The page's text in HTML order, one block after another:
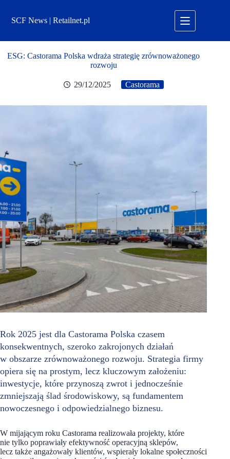
treściSCF News | Retailnet.pl
ESG: Castorama Polska wdraża strategię zrównoważonego
rozwoju
29/12/2025 Castorama
Rok 2025 jest dla Castorama Polska czasem
konsekwentnych, szeroko zakrojonych działań
w obszarze zrównoważonego rozwoju. Strategia firmy
opiera się na prostym, lecz kluczowym założeniu:
inwestycje, które przynoszą zwrot i jednocześnie
zmniejszają ślad środowiskowy, są fundamentem
nowoczesnego i odpowiedzialnego biznesu.
W mijającym roku Castorama realizowała projekty, które
nie tylko poprawiały efektywność operacyjną sklepów,
lecz także angażowały klientów, wspierały lokalne społeczności